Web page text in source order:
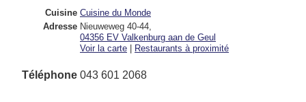
Cuisine Cuisine du Monde
Adresse Nieuweweg 40-44
04356 EV Valkenburg aan de Geul
Voir la carte
Restaurants à proximité
Téléphone 043 601 2068